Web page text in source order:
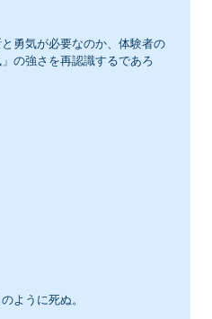
勇気が必要なのか、体験者の
の強さを再認識するであろ
ように死ぬ。